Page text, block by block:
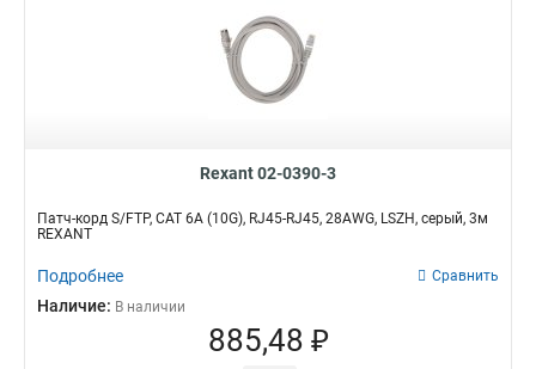
Rexant 02-0390-3
Патч-корд S/FTP, CAT 6A (10G), RJ45-RJ45, 28AWG, LSZH, серый, 3м
REXANT
Подробнее Сравнить
Наличие: В наличии
885,48 ₽